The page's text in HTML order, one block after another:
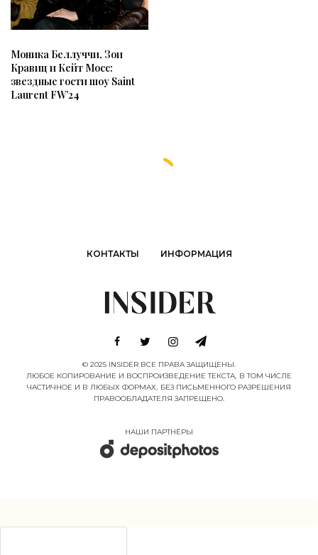
Моника Беллуччи, Зои
Кравиц и Кейт Мосс:
звездные гости шоу Saint
Laurent FW’24
КОНТАКТЫ ИНФОРМАЦИЯ
© 2025 INSIDER ВСЕ ПРАВА ЗАЩИЩЕНЫ.
ЛЮБОЕ КОПИРОВАНИЕ И ВОСПРОИЗВЕДЕНИЕ ТЕКСТА, В ТОМ ЧИСЛЕ
ЧАСТИЧНОЕ И В ЛЮБЫХ ФОРМАХ, БЕЗ ПИСЬМЕННОГО РАЗРЕШЕНИЯ
ПРАВООБЛАДАТЕЛЯ ЗАПРЕЩЕНО.
НАШИ ПАРТНËРЫ